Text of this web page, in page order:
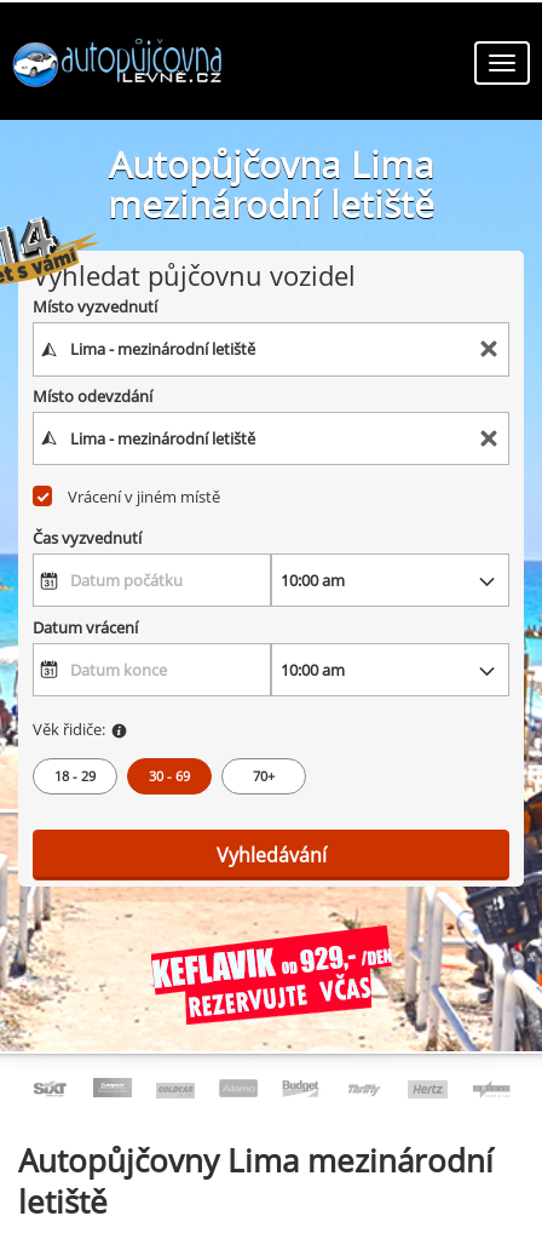
Autopůjčovna Lima
mezinárodní letiště
online autopůjčovny ve městě Lima mezinárodní letiště
Vyhledat půjčovnu vozidel
Místo vyzvednutí
Místo odevzdání
Vrácení v jiném místě
Čas vyzvednutí
Datum vrácení
Věk řidiče:
18 - 29 30 - 69 70+
Vyhledávání
AutopůjčovnyLima mezinárodní
letiště